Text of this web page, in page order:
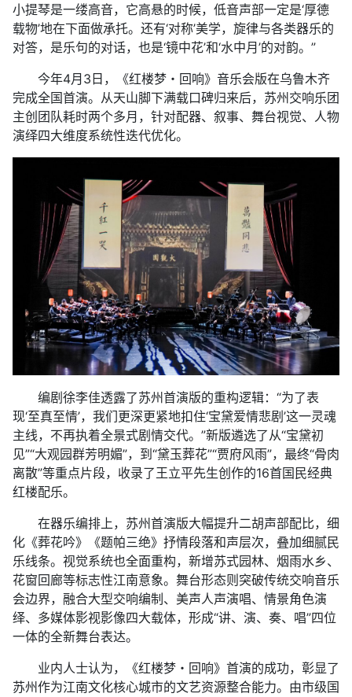
小提琴是一缕高音，它高悬的时候，低音声部一定是‘厚德
载物’地在下面做承托。还有‘对称’美学，旋律与各类器乐的
对答，是乐句的对话，也是‘镜中花’和‘水中月’的对韵。”
今年4月3日，《红楼梦・回响》音乐会版在乌鲁木齐
完成全国首演。从天山脚下满载口碑归来后，苏州交响乐团
主创团队耗时两个多月，针对配器、叙事、舞台视觉、人物
演绎四大维度系统性迭代优化。
编剧徐李佳透露了苏州首演版的重构逻辑：“为了表
现‘至真至情’，我们更深更紧地扣住‘宝黛爱情悲剧’这一灵魂
主线，不再执着全景式剧情交代。”新版遴选了从“宝黛初
见”“大观园群芳明媚”，到“黛玉葬花”“贾府风雨”，最终“骨肉
离散”等重点片段，收录了王立平先生创作的16首国民经典
红楼配乐。
在器乐编排上，苏州首演版大幅提升二胡声部配比，细
化《葬花吟》《题帕三绝》抒情段落和声层次，叠加细腻民
乐线条。视觉系统也全面重构，新增苏式园林、烟雨水乡、
花窗回廊等标志性江南意象。舞台形态则突破传统交响音乐
会边界，融合大型交响编制、美声人声演唱、情景角色演
绎、多媒体影视影像四大载体，形成“讲、演、奏、唱”四位
一体的全新舞台表达。
业内人士认为，《红楼梦・回响》首演的成功，彰显了
苏州作为江南文化核心城市的文艺资源整合能力。由市级国